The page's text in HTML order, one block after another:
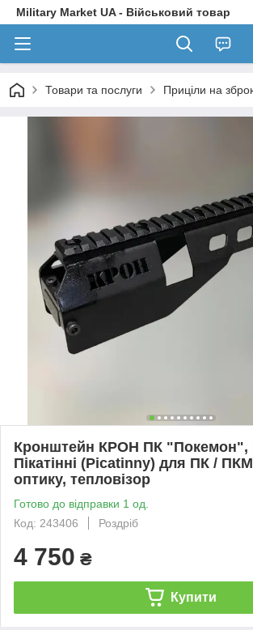
Military Market UA - Військовий товар
Товари та послуги Приціли на
Кронштейн КРОН ПК "Покемон",
Пікатінні (Picatinny) для ПК /
оптику, тепловізор
Готово до відправки 1 од.
Код: 243406
Роздріб
4 750 ₴
Купити